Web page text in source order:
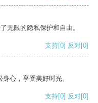
无限的隐私保护和自由。
支持[0] 反对[0]
心，享受美好时光。
支持[0] 反对[0]